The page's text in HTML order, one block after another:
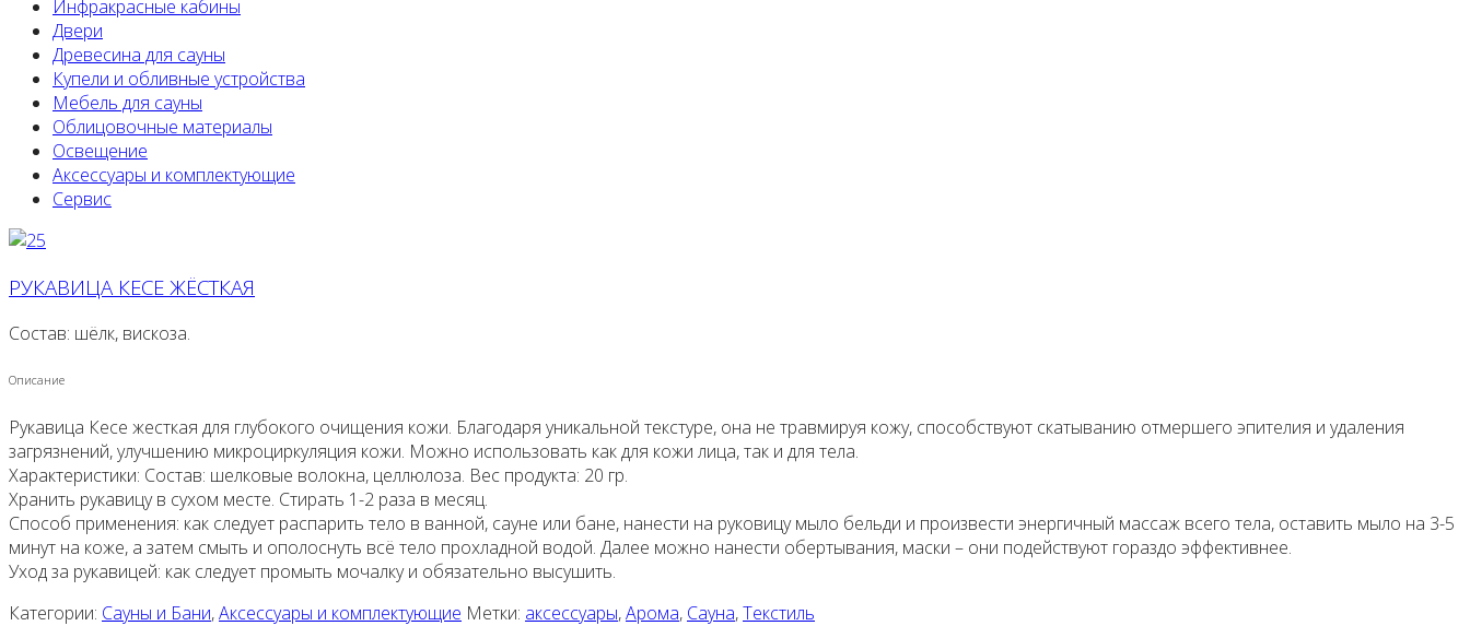
Инфракрасные кабины
Двери
Древесина для сауны
Купели и обливные устройства
Мебель для сауны
Облицовочные материалы
Освещение
Аксессуары и комплектующие
Сервис
РУКАВИЦА КЕСЕ ЖЁСТКАЯ
Состав: шёлк, вискоза.
Описание
Рукавица Кесе жесткая для глубокого очищения кожи. Благодаря уникальной текстуре, она не травмируя кожу, способствуют скатыванию отмершего эпителия и удаления
загрязнений, улучшению микроциркуляция кожи. Можно использовать как для кожи лица, так и для тела.
Характеристики: Состав: шелковые волокна, целлюлоза. Вес продукта: 20 гр.
Хранить рукавицу в сухом месте. Стирать 1-2 раза в месяц.
Способ применения: как следует распарить тело в ванной, сауне или бане, нанести на руковицу мыло бельди и произвести энергичный массаж всего тела, оставить мыло на 3-5
минут на коже, а затем смыть и ополоснуть всё тело прохладной водой. Далее можно нанести обертывания, маски – они подействуют гораздо эффективнее.
Уход за рукавицей: как следует промыть мочалку и обязательно высушить.
Категории: Сауны и Бани,Аксессуары и комплектующие Метки: аксессуары,Арома, Сауна,Текстиль